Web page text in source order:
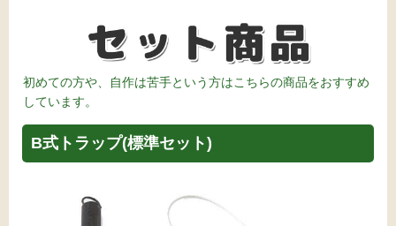
初めての方や、自作は苦手という方はこちらの商品をおすすめ
しています。
B式トラップ(標準セット)